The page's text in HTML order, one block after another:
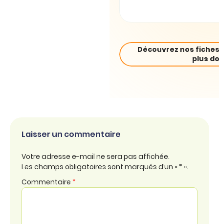
Découvrez nos
plus
Laisser un commentaire
Votre adresse e-mail ne sera pas affichée.
Les champs obligatoires sont marqués d’un « * ».
Commentaire *